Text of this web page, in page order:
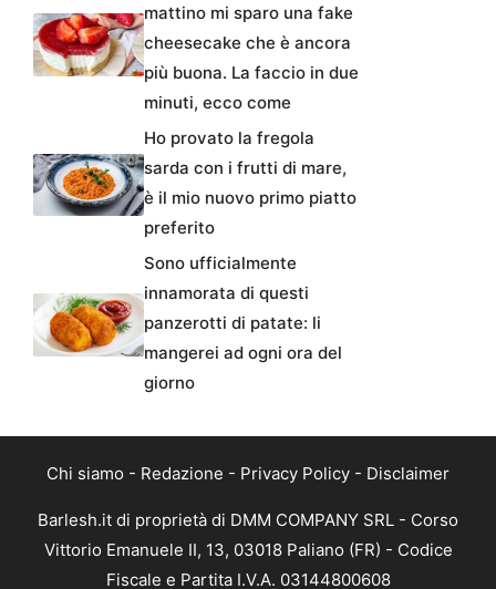
mattino mi sparo una fake
cheesecake che è ancora
più buona. La faccio in due
minuti, ecco come
Ho provato la fregola
sarda con i frutti di mare,
è il mio nuovo primo piatto
preferito
Sono ufficialmente
innamorata di questi
panzerotti di patate: li
mangerei ad ogni ora del
giorno
Chi siamo - Redazione - Privacy Policy - Disclaimer
Barlesh.it di proprietà di DMM COMPANY SRL - Corso
Vittorio Emanuele II, 13, 03018 Paliano (FR) - Codice
Fiscale e Partita I.V.A. 03144800608